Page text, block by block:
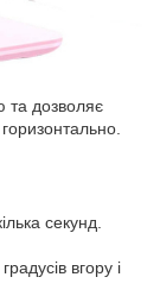
дозволяє
секунд.
вгору і